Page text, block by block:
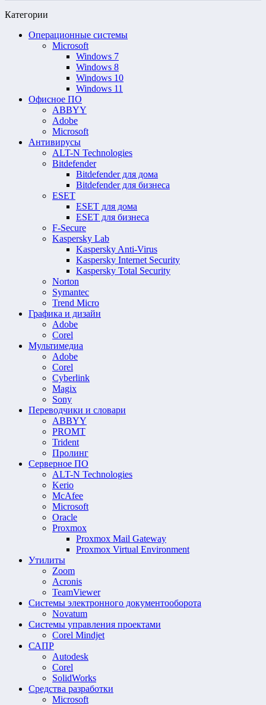
Категории
Операционные системы
Microsoft
Windows 7
Windows 8
Windows 10
Windows 11
Офисное ПО
ABBYY
Adobe
Microsoft
Антивирусы
ALT-N Technologies
Bitdefender
Bitdefender для дома
Bitdefender для бизнеса
ESET
ESET для дома
ESET для бизнеса
F-Secure
Kaspersky Lab
Kaspersky Anti-Virus
Kaspersky Internet Security
Kaspersky Total Security
Norton
Symantec
Trend Micro
Графика и дизайн
Adobe
Corel
Мультимедиа
Adobe
Corel
Cyberlink
Magix
Sony
Переводчики и словари
ABBYY
PROMT
Trident
Пролинг
Серверное ПО
ALT-N Technologies
Kerio
McAfee
Microsoft
Oracle
Proxmox
Proxmox Mail Gateway
Proxmox Virtual Environment
Утилиты
Zoom
Acronis
TeamViewer
Системы электронного документооборота
Novatum
Системы управления проектами
Corel Mindjet
САПР
Autodesk
Corel
SolidWorks
Средства разработки
Microsoft